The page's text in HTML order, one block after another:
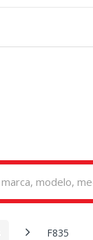
F835